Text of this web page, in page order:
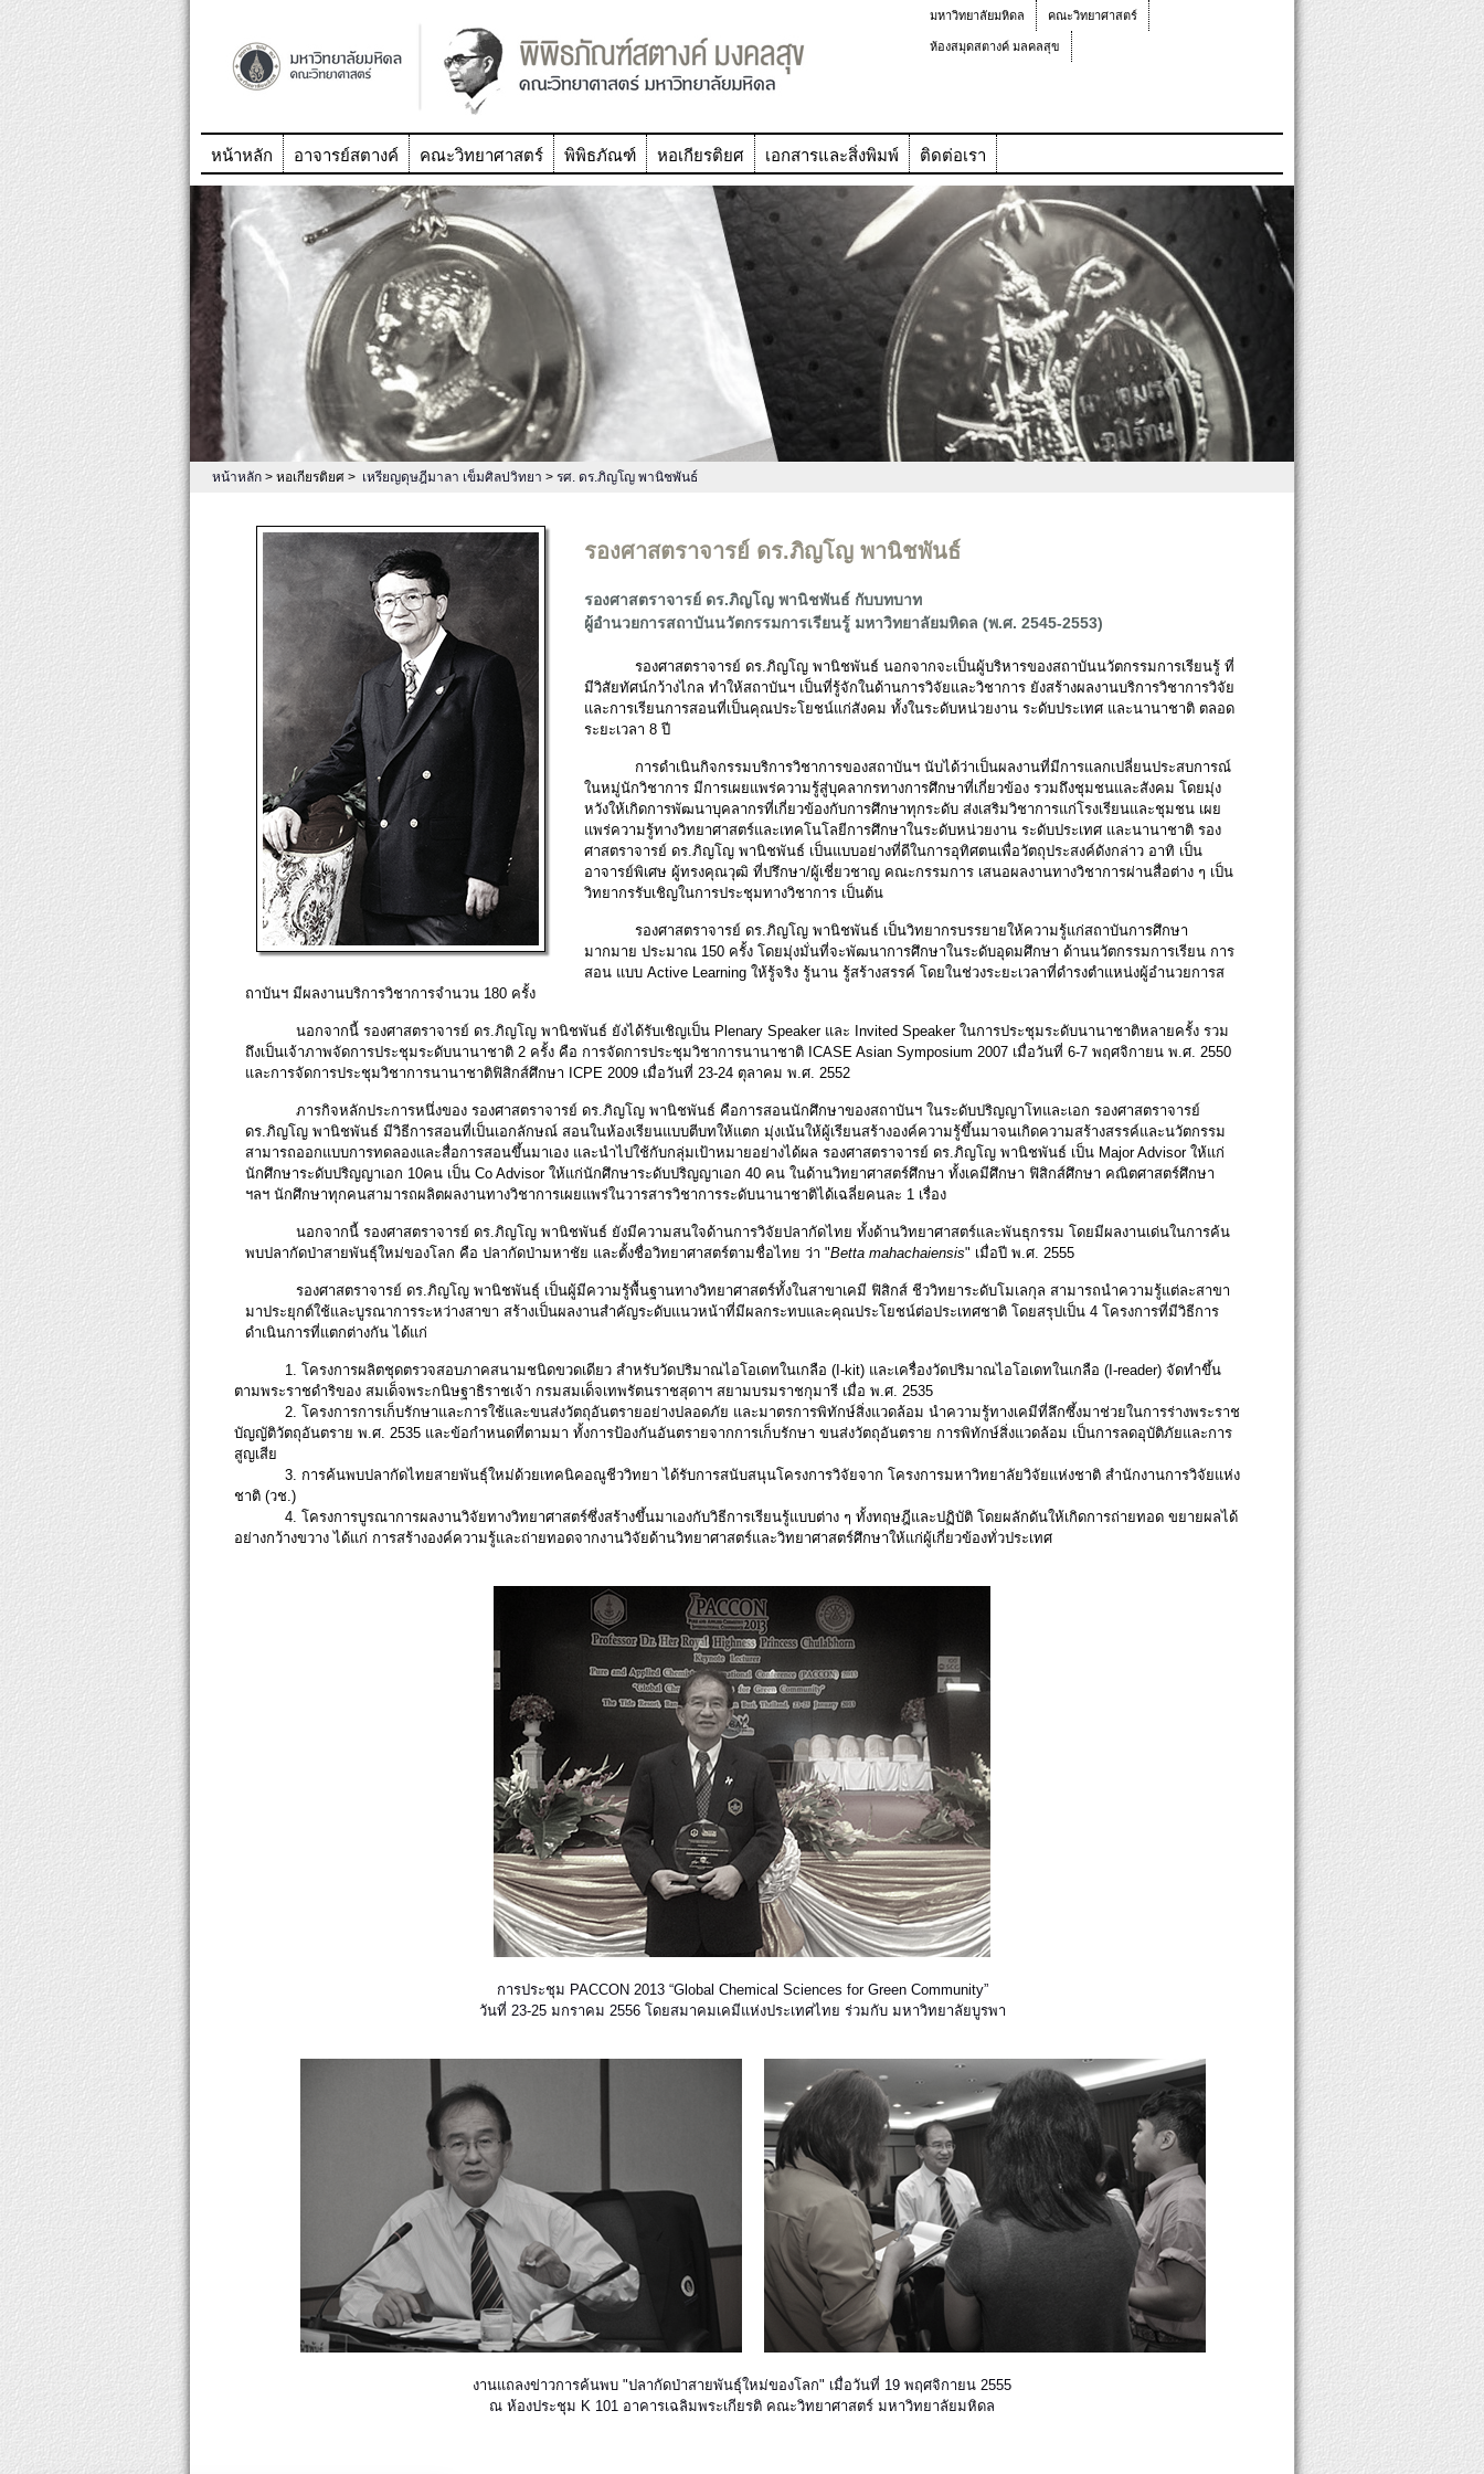
มหาวิทยาลัยมหิดล คณะวิทยาศาสตร์
ห้องสมุดสตางค์ มลคลสุข
หน้าหลัก อาจารย์สตางค์ คณะวิทยาศาสตร์ พิพิธภัณฑ์ หอเกียรติยศ เอกสารและสิ่งพิมพ์ ติดต่อเรา
หน้าหลัก > หอเกียรติยศ > เหรียญดุษฎีมาลา เข็มศิลปวิทยา > รศ. ดร.ภิญโญ พานิชพันธ์
รองศาสตราจารย์ ดร.ภิญโญ พานิชพันธ์
รองศาสตราจารย์ ดร.ภิญโญ พานิชพันธ์ กับบทบาท
ผู้อำนวยการสถาบันนวัตกรรมการเรียนรู้ มหาวิทยาลัยมหิดล (พ.ศ. 2545-2553)
รองศาสตราจารย์ ดร.ภิญโญ พานิชพันธ์ นอกจากจะเป็นผู้บริหารของสถาบันนวัตกรรมการเรียนรู้ ที่
มีวิสัยทัศน์กว้างไกล ทำให้สถาบันฯ เป็นที่รู้จักในด้านการวิจัยและวิชาการ ยังสร้างผลงานบริการวิชาการวิจัย
และการเรียนการสอนที่เป็นคุณประโยชน์แก่สังคม ทั้งในระดับหน่วยงาน ระดับประเทศ และนานาชาติ ตลอด
ระยะเวลา 8 ปี
การดำเนินกิจกรรมบริการวิชาการของสถาบันฯ นับได้ว่าเป็นผลงานที่มีการแลกเปลี่ยนประสบการณ์
ในหมู่นักวิชาการ มีการเผยแพร่ความรู้สู่บุคลากรทางการศึกษาที่เกี่ยวข้อง รวมถึงชุมชนและสังคม โดยมุ่ง
หวังให้เกิดการพัฒนาบุคลากรที่เกี่ยวข้องกับการศึกษาทุกระดับ ส่งเสริมวิชาการแก่โรงเรียนและชุมชน เผย
แพร่ความรู้ทางวิทยาศาสตร์และเทคโนโลยีการศึกษาในระดับหน่วยงาน ระดับประเทศ และนานาชาติ รอง
ศาสตราจารย์ ดร.ภิญโญ พานิชพันธ์ เป็นแบบอย่างที่ดีในการอุทิศตนเพื่อวัตถุประสงค์ดังกล่าว อาทิ เป็น
อาจารย์พิเศษ ผู้ทรงคุณวุฒิ ที่ปรึกษา/ผู้เชี่ยวชาญ คณะกรรมการ เสนอผลงานทางวิชาการผ่านสื่อต่าง ๆ เป็น
วิทยากรรับเชิญในการประชุมทางวิชาการ เป็นต้น
รองศาสตราจารย์ ดร.ภิญโญ พานิชพันธ์ เป็นวิทยากรบรรยายให้ความรู้แก่สถาบันการศึกษา
มากมาย ประมาณ 150 ครั้ง โดยมุ่งมั่นที่จะพัฒนาการศึกษาในระดับอุดมศึกษา ด้านนวัตกรรมการเรียน การ
สอน แบบ Active Learning ให้รู้จริง รู้นาน รู้สร้างสรรค์ โดยในช่วงระยะเวลาที่ดำรงตำแหน่งผู้อำนวยการส
ถาบันฯ มีผลงานบริการวิชาการจำนวน 180 ครั้ง
นอกจากนี้ รองศาสตราจารย์ ดร.ภิญโญ พานิชพันธ์ ยังได้รับเชิญเป็น Plenary Speaker และ Invited Speaker ในการประชุมระดับนานาชาติหลายครั้ง รวม
ถึงเป็นเจ้าภาพจัดการประชุมระดับนานาชาติ 2 ครั้ง คือ การจัดการประชุมวิชาการนานาชาติ ICASE Asian Symposium 2007 เมื่อวันที่ 6-7 พฤศจิกายน พ.ศ. 2550
และการจัดการประชุมวิชาการนานาชาติฟิสิกส์ศึกษา ICPE 2009 เมื่อวันที่ 23-24 ตุลาคม พ.ศ. 2552
ภารกิจหลักประการหนึ่งของ รองศาสตราจารย์ ดร.ภิญโญ พานิชพันธ์ คือการสอนนักศึกษาของสถาบันฯ ในระดับปริญญาโทและเอก รองศาสตราจารย์
ดร.ภิญโญ พานิชพันธ์ มีวิธีการสอนที่เป็นเอกลักษณ์ สอนในห้องเรียนแบบตีบทให้แตก มุ่งเน้นให้ผู้เรียนสร้างองค์ความรู้ขึ้นมาจนเกิดความสร้างสรรค์และนวัตกรรม
สามารถออกแบบการทดลองและสื่อการสอนขึ้นมาเอง และนำไปใช้กับกลุ่มเป้าหมายอย่างได้ผล รองศาสตราจารย์ ดร.ภิญโญ พานิชพันธ์ เป็น Major Advisor ให้แก่
นักศึกษาระดับปริญญาเอก 10คน เป็น Co Advisor ให้แก่นักศึกษาระดับปริญญาเอก 40 คน ในด้านวิทยาศาสตร์ศึกษา ทั้งเคมีศึกษา ฟิสิกส์ศึกษา คณิตศาสตร์ศึกษา
ฯลฯ นักศึกษาทุกคนสามารถผลิตผลงานทางวิชาการเผยแพร่ในวารสารวิชาการระดับนานาชาติได้เฉลี่ยคนละ 1 เรื่อง
นอกจากนี้ รองศาสตราจารย์ ดร.ภิญโญ พานิชพันธ์ ยังมีความสนใจด้านการวิจัยปลากัดไทย ทั้งด้านวิทยาศาสตร์และพันธุกรรม โดยมีผลงานเด่นในการค้น
พบปลากัดป่าสายพันธุ์ใหม่ของโลก คือ ปลากัดป่ามหาชัย และตั้งชื่อวิทยาศาสตร์ตามชื่อไทย ว่า "Betta mahachaiensis" เมื่อปี พ.ศ. 2555
รองศาสตราจารย์ ดร.ภิญโญ พานิชพันธุ์ เป็นผู้มีความรู้พื้นฐานทางวิทยาศาสตร์ทั้งในสาขาเคมี ฟิสิกส์ ชีววิทยาระดับโมเลกุล สามารถนำความรู้แต่ละสาขา
มาประยุกต์ใช้และบูรณาการระหว่างสาขา สร้างเป็นผลงานสำคัญระดับแนวหน้าที่มีผลกระทบและคุณประโยชน์ต่อประเทศชาติ โดยสรุปเป็น 4 โครงการที่มีวิธีการ
ดำเนินการที่แตกต่างกัน ได้แก่
1. โครงการผลิตชุดตรวจสอบภาคสนามชนิดขวดเดียว สำหรับวัดปริมาณไอโอเดทในเกลือ (I-kit) และเครื่องวัดปริมาณไอโอเดทในเกลือ (I-reader) จัดทำขึ้น
ตามพระราชดำริของ สมเด็จพระกนิษฐาธิราชเจ้า กรมสมเด็จเทพรัตนราชสุดาฯ สยามบรมราชกุมารี เมื่อ พ.ศ. 2535
2. โครงการการเก็บรักษาและการใช้และขนส่งวัตถุอันตรายอย่างปลอดภัย และมาตรการพิทักษ์สิ่งแวดล้อม นำความรู้ทางเคมีที่ลึกซึ้งมาช่วยในการร่างพระราช
บัญญัติวัตถุอันตราย พ.ศ. 2535 และข้อกำหนดที่ตามมา ทั้งการป้องกันอันตรายจากการเก็บรักษา ขนส่งวัตถุอันตราย การพิทักษ์สิ่งแวดล้อม เป็นการลดอุบัติภัยและการ
สูญเสีย
3. การค้นพบปลากัดไทยสายพันธุ์ใหม่ด้วยเทคนิคอณูชีววิทยา ได้รับการสนับสนุนโครงการวิจัยจาก โครงการมหาวิทยาลัยวิจัยแห่งชาติ สำนักงานการวิจัยแห่ง
ชาติ (วช.)
4. โครงการบูรณาการผลงานวิจัยทางวิทยาศาสตร์ซึ่งสร้างขึ้นมาเองกับวิธีการเรียนรู้แบบต่าง ๆ ทั้งทฤษฎีและปฏิบัติ โดยผลักดันให้เกิดการถ่ายทอด ขยายผลได้
อย่างกว้างขวาง ได้แก่ การสร้างองค์ความรู้และถ่ายทอดจากงานวิจัยด้านวิทยาศาสตร์และวิทยาศาสตร์ศึกษาให้แก่ผู้เกี่ยวข้องทั่วประเทศ
การประชุม PACCON 2013 “Global Chemical Sciences for Green Community”
วันที่ 23-25 มกราคม 2556 โดยสมาคมเคมีแห่งประเทศไทย ร่วมกับ มหาวิทยาลัยบูรพา
งานแถลงข่าวการค้นพบ "ปลากัดป่าสายพันธุ์ใหม่ของโลก" เมื่อวันที่ 19 พฤศจิกายน 2555
ณ ห้องประชุม K 101 อาคารเฉลิมพระเกียรติ คณะวิทยาศาสตร์ มหาวิทยาลัยมหิดล